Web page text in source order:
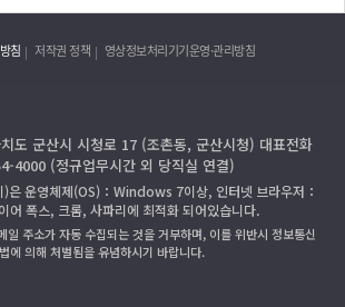
침 저작권 정책 영상정보처리기기운영·관리방침
도 군산시 시청로 17 (조촌동, 군산시청) 대표전화
4000 (정규업무시간 외 당직실 연결)
)은 운영체제(OS)：Windows 7이상, 인터넷 브라우저：
어 폭스, 크롬, 사파리에 최적화 되어있습니다.
일 주소가 자동 수집되는 것을 거부하며, 이를 위반시 정보통신
에 의해 처벌됨을 유념하시기 바랍니다.